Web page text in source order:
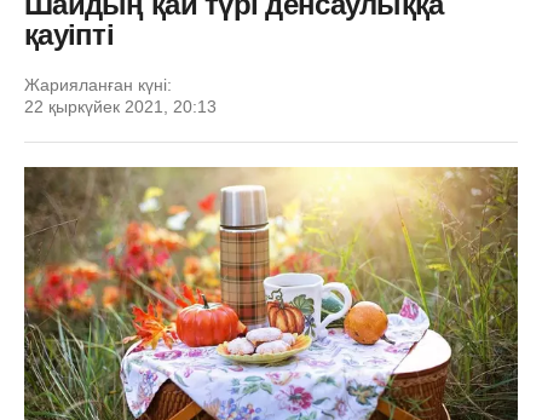
қауіпті
Жарияланған күні:
22 қыркүйек 2021, 20:13